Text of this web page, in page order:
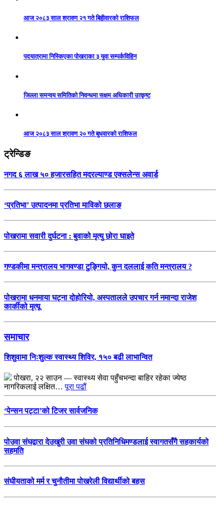
आज २०८३ साल श्रावण २१ गते बिहीवारको राशिफल
पदयात्रामा निस्किएका पोखराका ३ युवा सम्पर्कविहिन
जिल्ला समन्वय समितिको निवन्धमा सक्षम अधिकारी उत्कृष्ट
आज २०८३ साल श्रावण २० गते बुधवारको राशिफल
ट्रेन्डिङ
नगद ६ लाख ५० हजारसहित मदरल्याण्ड एक्सलेन्स अवार्ड
‘प्रतिभा’ उत्पादनमा प्रतिभा माविको छलाङ
पोखरामा सवारी दुर्घटना : बुवाको मृत्यु छोरा घाइते
गण्डकीमा मन्त्रालय भागवण्डा टुङ्गियो, कुन दललाई कति मन्त्रालय ?
पोखरामा धनमाया घट्ना दोहोरियो, अस्पतालले उपचार गर्न नमान्दा राजेश
कार्कीको मृत्यू
समाचार
शिशुवामा निःशुल्क स्वास्थ्य शिविर, १५० बढी लाभान्वित
पोखरा, २२ साउन — स्वास्थ्य सेवा पहुँचभन्दा बाहिर रहेका ज्येष्ठ
नागरिकलाई लक्षित…पूरा पढौं
‘पेन्सन पट्टा’को टिजर सार्वजनिक
पोउवा संघद्वारा देउखुरी उवा संघको प्रतिनिधिमण्डलाई स्वागतसँगै सहकार्यको
सहमति
संघीयताको मर्म र चुनौतीमा पोखरेली विद्यार्थीको बहस